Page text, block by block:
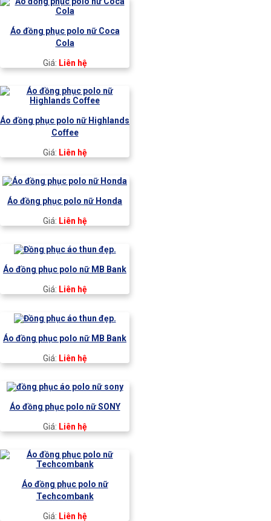
Áo đồng phục polo nữ Coca
Cola
Giá: Liên hệ
Áo đồng phục polo nữ Highlands
Coffee
Giá: Liên hệ
Áo đồng phục polo nữ Honda
Giá: Liên hệ
Áo đồng phục polo nữ MB Bank
Giá: Liên hệ
Áo đồng phục polo nữ MB Bank
Giá: Liên hệ
Áo đồng phục polo nữ SONY
Giá: Liên hệ
Áo đồng phục polo nữ
Techcombank
Giá: Liên hệ